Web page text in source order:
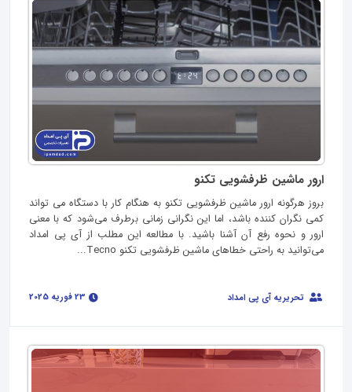
ارور ماشین ظرفشویی تکنو
بروز هرگونه ارور ماشین ظرفشویی تکنو به هنگام کار با دستگاه می‌ تواند
کمی نگران‌ کننده باشد، اما این نگرانی زمانی برطرف می‌شود که با معنی
ارور و نحوه رفع آن آشنا باشید. با مطالعه‌ این مطلب از آی پی امداد
می‌توانید به راحتی خطاهای ماشین ظرفشویی تکنو Tecno...
تحریریه آی پی امداد